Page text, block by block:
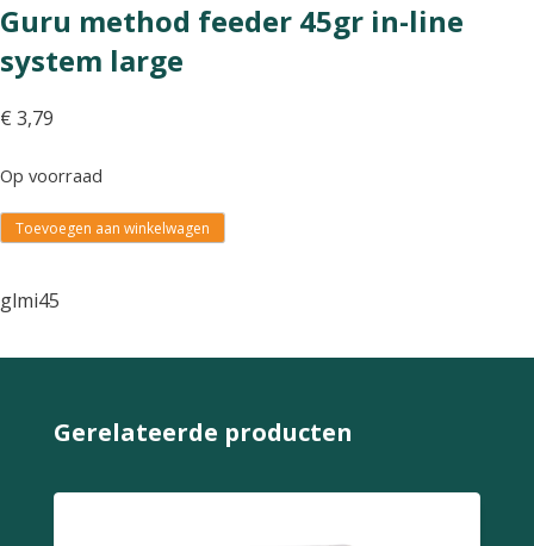
Guru method feeder 45gr in-line
system large
€ 3,79
Op voorraad
Toevoegen aan winkelwagen
glmi45
Gerelateerde producten